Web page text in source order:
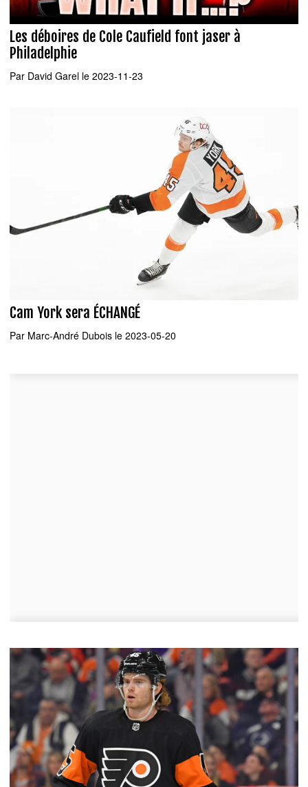
Les déboires de Cole Caufield font jaser à
Philadelphie
Par David Garel le 2023-11-23
Cam York sera ÉCHANGÉ
Par Marc-André Dubois le 2023-05-20